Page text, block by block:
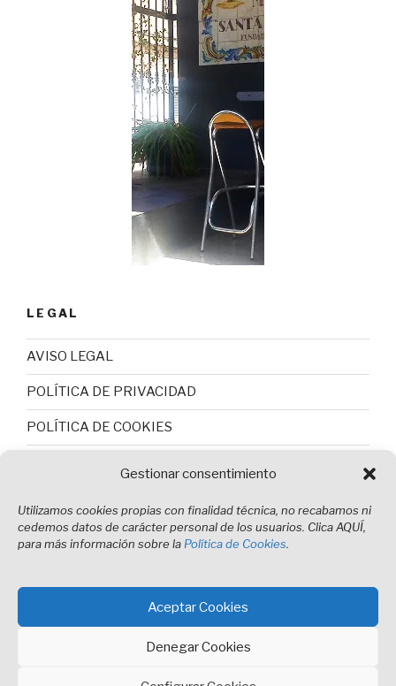
Gestionar consentimiento
Utilizamos cookies propias con finalidad técnica, no recabamos ni
cedemos datos de carácter personal de los usuarios. Clica AQUÍ,
para más información sobre la Política de Cookies
Aceptar Cookies
Denegar Cookies
LEGAL
AVISO LEGAL
POLÍTICA DE PRIVACIDAD
POLÍTICA DE COOKIES
Agrup. Musical Santa CeciliaC/Musical, 17
Sedaví, Valencia -EspañaTeléfono: 963 751 094
hola@musicalsedavi.com